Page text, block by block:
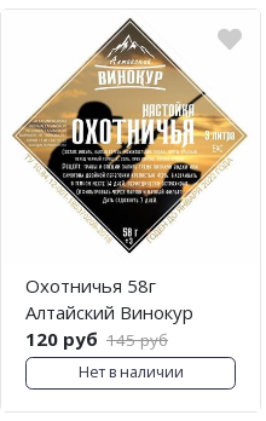
Охотничья 58г
Алтайский Винокур
120 руб 145 руб
Нет в наличии